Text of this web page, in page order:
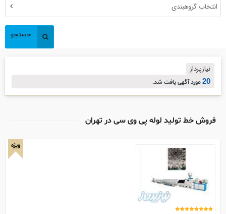
انتخاب گروهبندی
جستجو
نیازپرداز
20مورد آگهی یافت شد.
فروش خط تولید لوله پی وی سی در تهران
ویژه